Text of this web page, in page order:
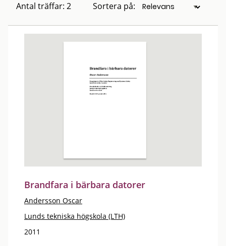
Antal träffar: 2 Sortera på:
Brandfara i bärbara datorer
Andersson Oscar
Lunds tekniska högskola (LTH)
2011